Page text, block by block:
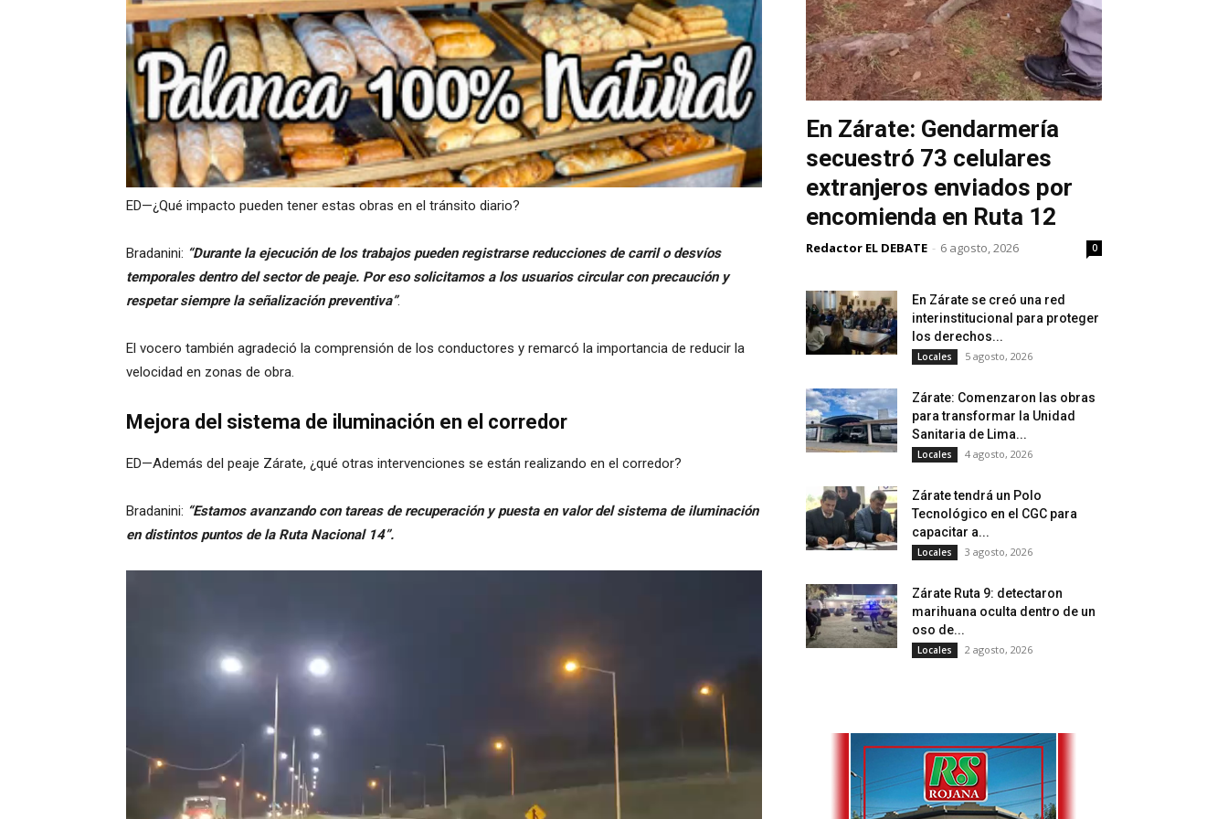
ED—¿Qué impacto pueden tener estas obras en el tránsito diario?
Bradanini: “Durante la ejecución de los trabajos pueden registrarse reducciones de carril o desvíos
temporales dentro del sector de peaje. Por eso solicitamos a los usuarios circular con precaución y
respetar siempre la señalización preventiva”.
El vocero también agradeció la comprensión de los conductores y remarcó la importancia de reducir la
velocidad en zonas de obra.
Mejora del sistema de iluminación en el corredor
ED—Además del peaje Zárate, ¿qué otras intervenciones se están realizando en el corredor?
Bradanini: “Estamos avanzando con tareas de recuperación y puesta en valor del sistema de iluminación
en distintos puntos de la Ruta Nacional 14”.
En Zárate: Gendarmería
secuestró 73 celulares
extranjeros enviados por
encomienda en Ruta 12
Redactor EL DEBATE - 6 agosto, 2026 0
En Zárate se creó una red
interinstitucional para proteger
los derechos...
Locales 5 agosto, 2026
Zárate: Comenzaron las obras
para transformar la Unidad
Sanitaria de Lima...
Locales 4 agosto, 2026
Zárate tendrá un Polo
Tecnológico en el CGC para
capacitar a...
Locales 3 agosto, 2026
Zárate Ruta 9: detectaron
marihuana oculta dentro de un
oso de...
Locales 2 agosto, 2026